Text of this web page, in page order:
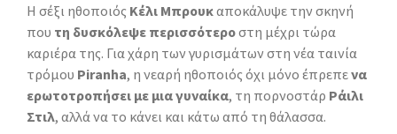
Η σέξι ηθοποιός Κέλι Μπρουκ αποκάλυψε την σκηνή
που τη δυσκόλεψε περισσότεροστη μέχρι τώρα
καριέρα της. Για χάρη των γυρισμάτων στη νέα ταινία
τρόμου Piranha, η νεαρή ηθοποιός όχι μόνο έπρεπενα
ερωτοτροπήσει με μια γυναίκα, τη πορνοστάρ Ράιλι
Στιλ, αλλά να το κάνει και κάτω από τη θάλασσα.